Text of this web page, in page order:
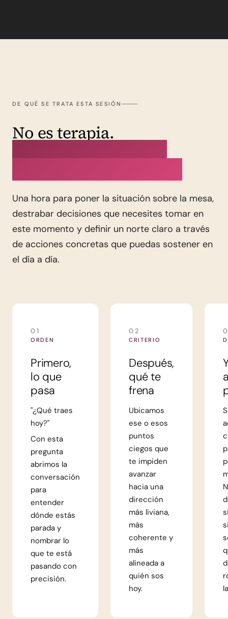
DE QUÉ SE TRATA ESTA SESIÓN
No es terapia.
Una hora para poner la situación sobre la mesa,
destrabar decisiones que necesites tomar en
este momento y definir un norte claro a través
de acciones concretas que puedas sostener en
el día a día.
01
ORDEN
Primero,
lo que
pasa
"¿Qué traes
hoy?"
Con esta
pregunta
abrimos la
conversación
para
entender
dónde estás
parada y
nombrar lo
que te está
pasando con
precisión.
02
CRITERIO
Después,
qué te
frena
Ubicamos
ese o esos
puntos
ciegos que
te impiden
avanzar
hacia una
dirección
más liviana,
más
coherente y
más
alineada a
quién sos
hoy.